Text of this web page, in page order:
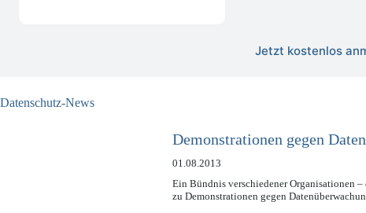
Jetzt kostenlos
Datenschutz-News
Demonstrationen gegen
01.08.2013
Ein Bündnis verschiedener Organisationen
zu Demonstrationen gegen